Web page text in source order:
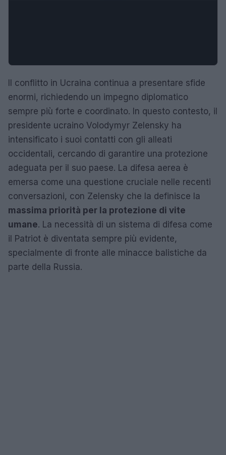
Il conflitto in Ucraina continua a presentare sfide
enormi, richiedendo un impegno diplomatico
sempre più forte e coordinato. In questo contesto, il
presidente ucraino Volodymyr Zelensky ha
intensificato i suoi contatti con gli alleati
occidentali, cercando di garantire una protezione
adeguata per il suo paese. La difesa aerea è
emersa come una questione cruciale nelle recenti
conversazioni, con Zelensky che la definisce la
massima priorità per la protezione di vite
umane. La necessità di un sistema di difesa come
il Patriot è diventata sempre più evidente,
specialmente di fronte alle minacce balistiche da
parte della Russia.